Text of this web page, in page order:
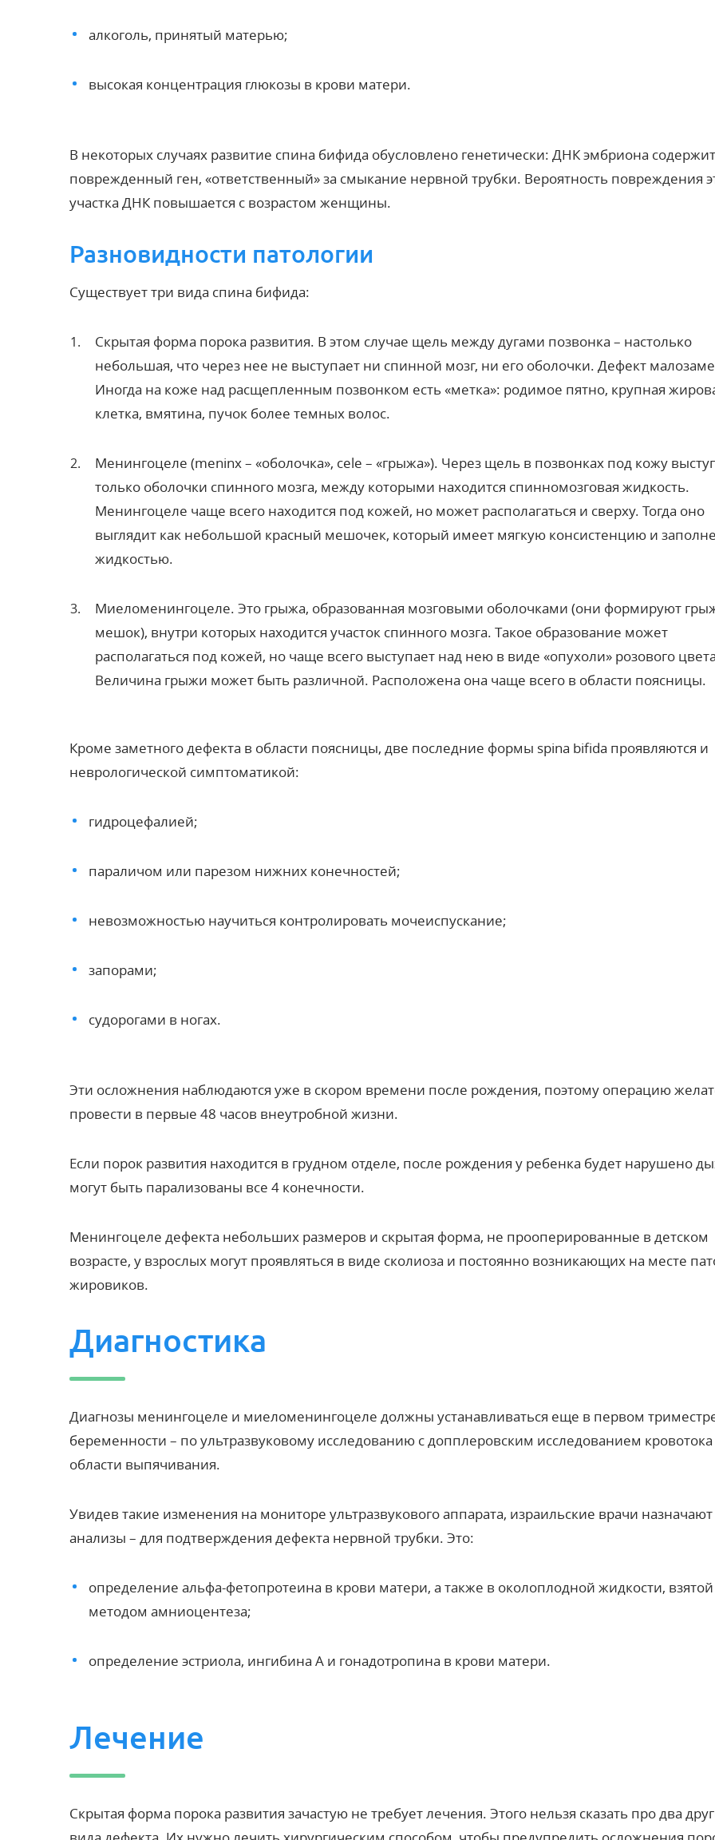
алкоголь, принятый матерью;
высокая концентрация глюкозы в крови матери.
В некоторых случаях развитие спина бифида обусловлено генетически: ДНК эмбриона содержит
поврежденный ген, «ответственный» за смыкание нервной трубки. Вероятность повреждения
участка ДНК повышается с возрастом женщины.
Разновидности патологии
Существует три вида спина бифида:
Скрытая форма порока развития. В этом случае щель между дугами позвонка – настолько
небольшая, что через нее не выступает ни спинной мозг, ни его оболочки. Дефект
Иногда на коже над расщепленным позвонком есть «метка»: родимое пятно, крупная
клетка, вмятина, пучок более темных волос.
Менингоцеле (meninx – «оболочка», cele – «грыжа»). Через щель в позвонках под кожу
только оболочки спинного мозга, между которыми находится спинномозговая жидкость.
Менингоцеле чаще всего находится под кожей, но может располагаться и сверху. Тогда оно
выглядит как небольшой красный мешочек, который имеет мягкую консистенцию и
жидкостью.
Миеломенингоцеле. Это грыжа, образованная мозговыми оболочками (они формируют
мешок), внутри которых находится участок спинного мозга. Такое образование может
располагаться под кожей, но чаще всего выступает над нею в виде «опухоли» розового
Величина грыжи может быть различной. Расположена она чаще всего в области поясницы.
Кроме заметного дефекта в области поясницы, две последние формы spina bifida проявляются и
неврологической симптоматикой:
гидроцефалией;
параличом или парезом нижних конечностей;
невозможностью научиться контролировать мочеиспускание;
запорами;
судорогами в ногах.
Эти осложнения наблюдаются уже в скором времени после рождения, поэтому операцию
провести в первые 48 часов внеутробной жизни.
Если порок развития находится в грудном отделе, после рождения у ребенка будет нарушено
могут быть парализованы все 4 конечности.
Менингоцеле дефекта небольших размеров и скрытая форма, не прооперированные в детском
возрасте, у взрослых могут проявляться в виде сколиоза и постоянно возникающих на месте
жировиков.
Диагностика
Диагнозы менингоцеле и миеломенингоцеле должны устанавливаться еще в первом
беременности – по ультразвуковому исследованию с допплеровским исследованием кровотока
области выпячивания.
Увидев такие изменения на мониторе ультразвукового аппарата, израильские врачи назначают
анализы – для подтверждения дефекта нервной трубки. Это:
определение альфа-фетопротеина в крови матери, а также в околоплодной жидкости, взятой
методом амниоцентеза;
определение эстриола, ингибина A и гонадотропина в крови матери.
Лечение
Скрытая форма порока развития зачастую не требует лечения. Этого нельзя сказать про два